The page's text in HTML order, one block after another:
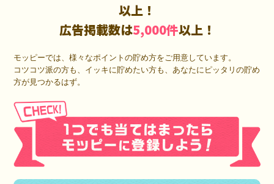
以上！
広告掲載数は5,000件以上！
モッピーでは、様々なポイントの貯め方をご用意しています。
コツコツ派の方も、イッキに貯めたい方も、あなたにピッタリの貯め
方が見つかるはず。